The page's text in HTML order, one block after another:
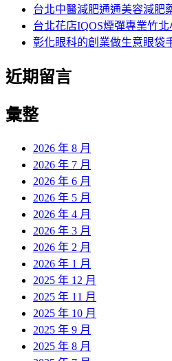
台北中醫減肥通通美容減肥
台北花店IQOS煙彈專業竹
彰化眼科的創業做生意眼袋
近期留言
彙整
2026 年 8 月
2026 年 7 月
2026 年 6 月
2026 年 5 月
2026 年 4 月
2026 年 3 月
2026 年 2 月
2026 年 1 月
2025 年 12 月
2025 年 11 月
2025 年 10 月
2025 年 9 月
2025 年 8 月